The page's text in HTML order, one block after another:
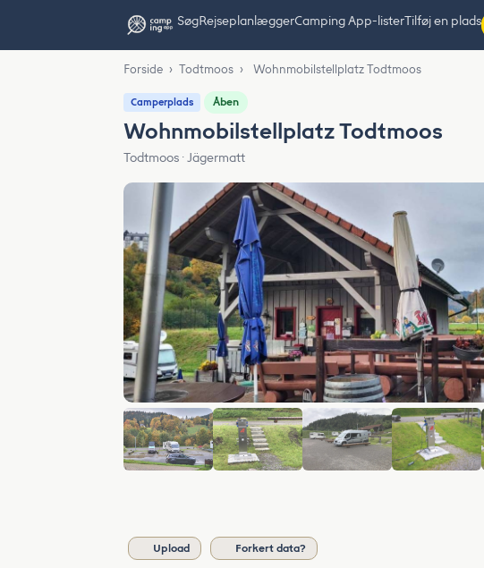
SøgRejseplanlæggerCamping App-listerTilføj en plads
Forside › Todtmoos › Wohnmobilstellplatz Todtmoos
Camperplads Åben
Wohnmobilstellplatz Todtmoos
Todtmoos · Jägermatt
Upload Forkert data?